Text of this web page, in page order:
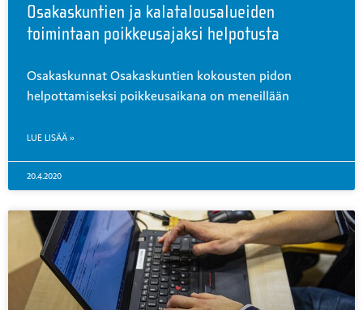
Osakaskuntien ja kalatalousalueiden
toimintaan poikkeusajaksi helpotusta
Osakaskunnat Osakaskuntien kokousten pidon
helpottamiseksi poikkeusaikana on meneillään
LUE LISÄÄ »
20.4.2020